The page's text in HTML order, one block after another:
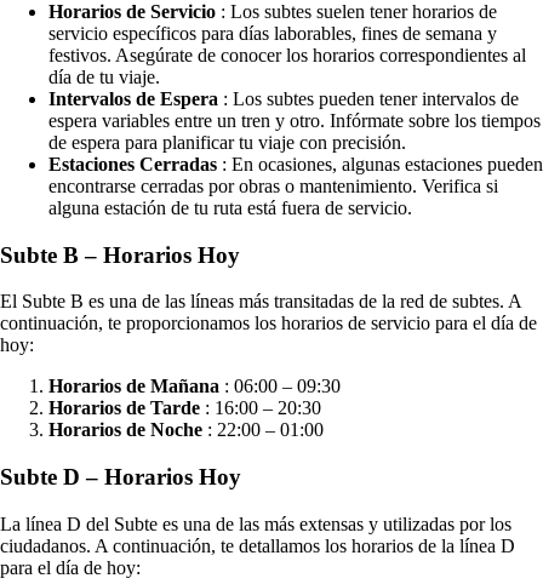
Horarios de Servicio : Los subtes suelen tener horarios de
servicio específicos para días laborables, fines de semana y
festivos. Asegúrate de conocer los horarios correspondientes al
día de tu viaje.
Intervalos de Espera : Los subtes pueden tener intervalos de
espera variables entre un tren y otro. Infórmate sobre los tiempos
de espera para planificar tu viaje con precisión.
Estaciones Cerradas : En ocasiones, algunas estaciones pueden
encontrarse cerradas por obras o mantenimiento. Verifica si
alguna estación de tu ruta está fuera de servicio.
Subte B – Horarios Hoy
El Subte B es una de las líneas más transitadas de la red de subtes. A
continuación, te proporcionamos los horarios de servicio para el día de
hoy:
Horarios de Mañana : 06:00 – 09:30
Horarios de Tarde : 16:00 – 20:30
Horarios de Noche : 22:00 – 01:00
Subte D – Horarios Hoy
La línea D del Subte es una de las más extensas y utilizadas por los
ciudadanos. A continuación, te detallamos los horarios de la línea D
para el día de hoy: